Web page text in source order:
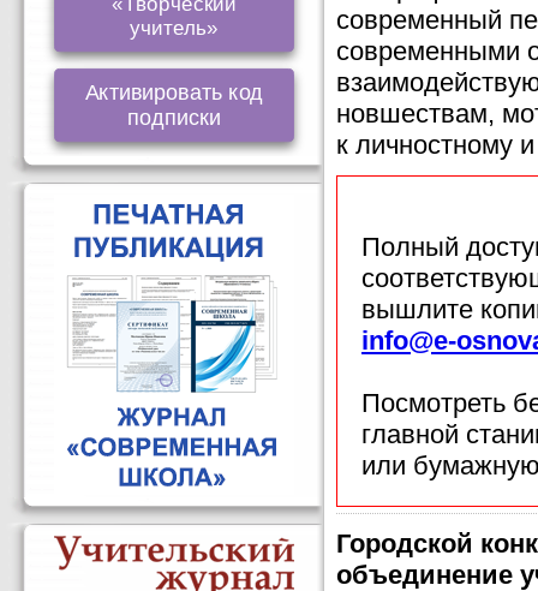
современный
современными
новшествам,
к личностному
Полный
вышлите
info@e-
Посмотреть
главной
или
Городской
объединение
учитель»
Активировать код
подписки